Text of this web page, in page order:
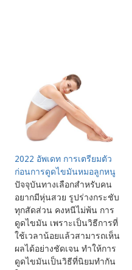
2022 อัพเดท การเตรียมตัว
ก่อนการดูดไขมันหมอลูกหนู
ปัจจุบันทางเลือกสำหรับคน
อยากมีหุ่นสวย รูปร่างกระชับ
ทุกสัดส่วน คงหนีไม่พ้น การ
ดูดไขมัน เพราะเป็นวิธีการที่
ใช้เวลาน้อยแล้วสามารถเห็น
ผลได้อย่างชัดเจน ทำให้การ
ดูดไขมันเป็นวิธีที่นิยมทำกัน